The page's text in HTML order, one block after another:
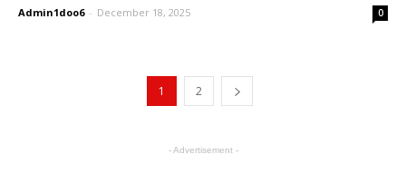
Admin1doo6 - December 18, 2025 0
1 2
- Advertisement -